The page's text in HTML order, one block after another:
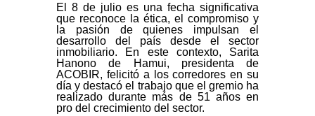
El 8 de julio es una fecha significativa
que reconoce la ética, el compromiso y
la pasión de quienes impulsan el
desarrollo del país desde el sector
inmobiliario. En este contexto, Sarita
Hanono de Hamui, presidenta de
ACOBIR, felicitó a los corredores en su
día y destacó el trabajo que el gremio ha
realizado durante más de 51 años en
pro del crecimiento del sector.